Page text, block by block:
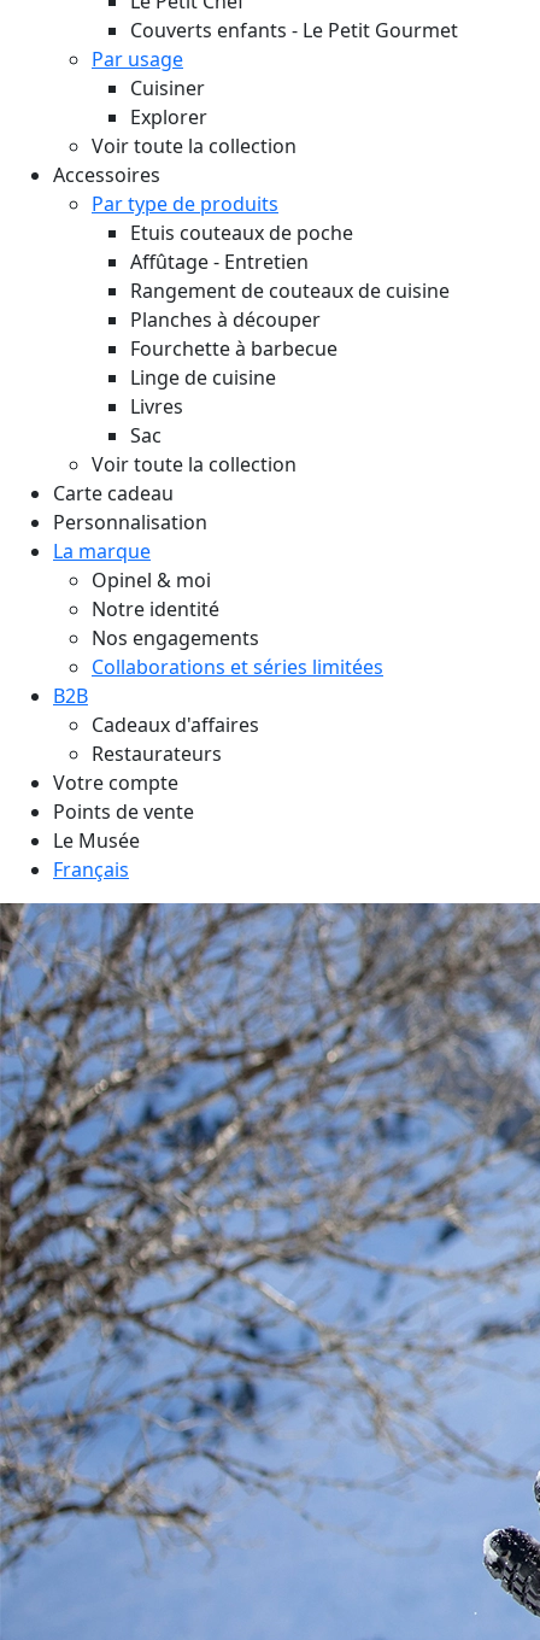
Couverts enfants - Le Petit Gourmet
Par usage
Cuisiner
Explorer
Voir toute la collection
Accessoires
Par type de produits
Etuis couteaux de poche
Affûtage - Entretien
Rangement de couteaux de cuisine
Planches à découper
Fourchette à barbecue
Linge de cuisine
Livres
Sac
Voir toute la collection
Carte cadeau
Personnalisation
La marque
Opinel & moi
Notre identité
Nos engagements
Collaborations et séries limitées
B2B
Cadeaux d'affaires
Restaurateurs
Votre compte
Points de vente
Le Musée
Français